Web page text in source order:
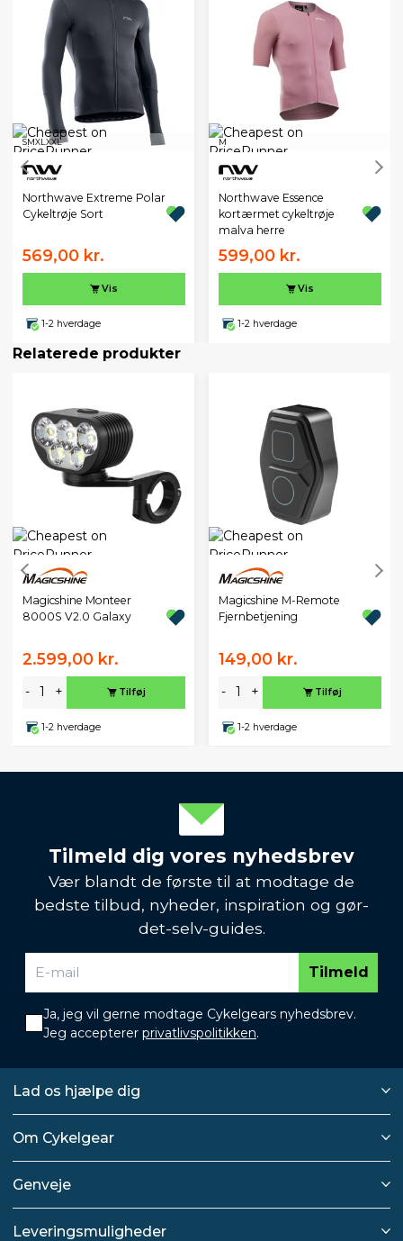
SMXLXXL
Northwave Extreme Polar
Cykeltrøje Sort
569,00 kr.
Vis
1-2 hverdage
M
Northwave Essence
kortærmet cykeltrøje
malva herre
599,00 kr.
Vis
1-2 hverdage
Relaterede produkter
Magicshine Monteer
8000S V2.0 Galaxy
2.599,00 kr.
- + Tilføj
1-2 hverdage
Magicshine M-Remote
Fjernbetjening
149,00 kr.
- + Tilføj
1-2 hverdage
Tilmeld dig vores nyhedsbrev
Vær blandt de første til at modtage de
bedste tilbud, nyheder, inspiration og gør-
det-selv-guides.
Tilmeld
Ja, jeg vil gerne modtage Cykelgears nyhedsbrev.
Jeg accepterer privatlivspolitikken.
Lad os hjælpe dig
Om Cykelgear
Genveje
Leveringsmuligheder